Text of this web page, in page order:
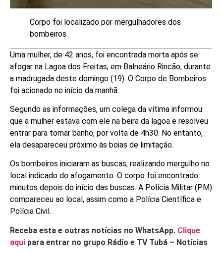
Corpo foi localizado por mergulhadores dos
bombeiros
Uma mulher, de 42 anos, foi encontrada morta após se
afogar na Lagoa dos Freitas, em Balneário Rincão, durante
a madrugada deste domingo (19). O Corpo de Bombeiros
foi acionado no início da manhã.
Segundo as informações, um colega da vítima informou
que a mulher estava com ele na beira da lagoa e resolveu
entrar para tomar banho, por volta de 4h30. No entanto,
ela desapareceu próximo às boias de limitação.
Os bombeiros iniciaram as buscas, realizando mergulho no
local indicado do afogamento. O corpo foi encontrado
minutos depois do início das buscas. A Polícia Militar (PM)
compareceu ao local, assim como a Polícia Científica e
Polícia Civil.
Receba esta e outras notícias no WhatsApp. Clique
aqui para entrar no grupo Rádio e TV Tubá – Notícias